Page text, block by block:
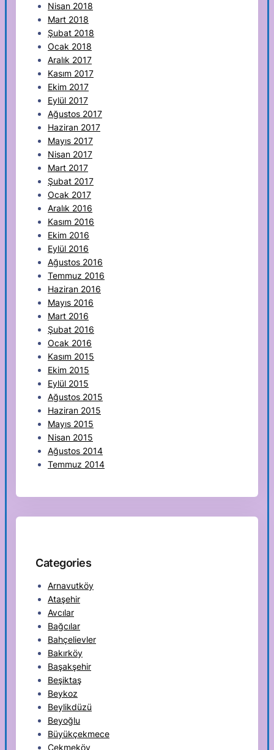
Nisan 2018
Mart 2018
Şubat 2018
Ocak 2018
Aralık 2017
Kasım 2017
Ekim 2017
Eylül 2017
Ağustos 2017
Haziran 2017
Mayıs 2017
Nisan 2017
Mart 2017
Şubat 2017
Ocak 2017
Aralık 2016
Kasım 2016
Ekim 2016
Eylül 2016
Ağustos 2016
Temmuz 2016
Haziran 2016
Mayıs 2016
Mart 2016
Şubat 2016
Ocak 2016
Kasım 2015
Ekim 2015
Eylül 2015
Ağustos 2015
Haziran 2015
Mayıs 2015
Nisan 2015
Ağustos 2014
Temmuz 2014
Categories
Arnavutköy
Ataşehir
Avcılar
Bağcılar
Bahçelievler
Bakırköy
Başakşehir
Beşiktaş
Beykoz
Beylikdüzü
Beyoğlu
Büyükçekmece
Çekmeköy